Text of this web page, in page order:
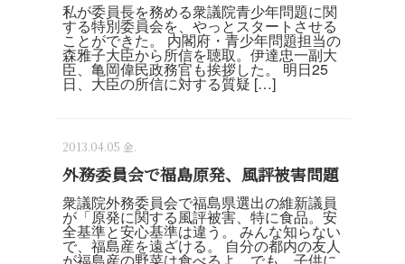
私が委員長を務める衆議院青少年問題に関
する特別委員会を、やっとスタートさせる
ことができた。 内閣府・青少年問題担当の
森雅子大臣から所信を聴取。伊達忠一副大
臣、亀岡偉民政務官も挨拶した。 明日25
日、大臣の所信に対する質疑 […]
2013.04.05 金.
外務委員会で福島原発、風評被害問題
衆議院外務委員会で福島県選出の維新議員
が「原発に関する風評被害、特に食品。安
全基準と安心基準は違う。 みんな知らない
で、福島産を遠ざける。 自分の都内の友人